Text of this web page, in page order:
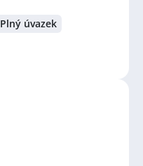
Plný úvazek